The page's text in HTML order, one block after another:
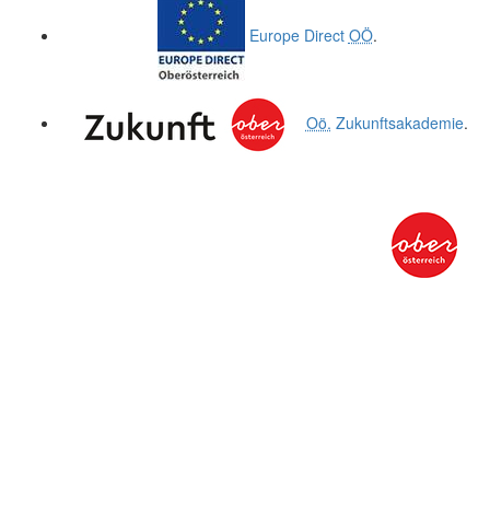
Europe Direct OÖ.
Oö. Zukunftsakademie.